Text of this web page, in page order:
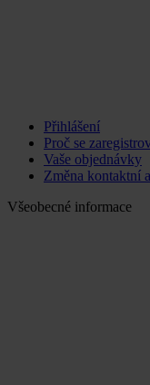
Přihlášení
Proč se
Vaše objednávky
Změna kontaktní
Všeobecné informace